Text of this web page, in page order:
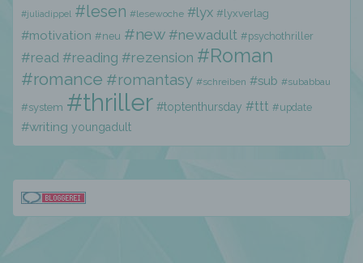
#juliadippel #lesen #lesewoche #lyx #lyxverlag
#motivation #neu #new #newadult #psychothriller
#read #reading #rezension #Roman
#romance #romantasy #schreiben #sub #subabbau
#system #thriller #toptenthursday #ttt #update
#writing youngadult
auf welche die personenbezogenen Daten
ohne Hinzuziehung zusätzlicher
Informationen nicht mehr einer spezifischen
betroffenen Person zugeordnet werden
können, sofern diese zusätzlichen
Informationen gesondert aufbewahrt werden
und technischen und organisatorischen
Maßnahmen unterliegen, die gewährleisten,
dass die personenbezogenen Daten nicht